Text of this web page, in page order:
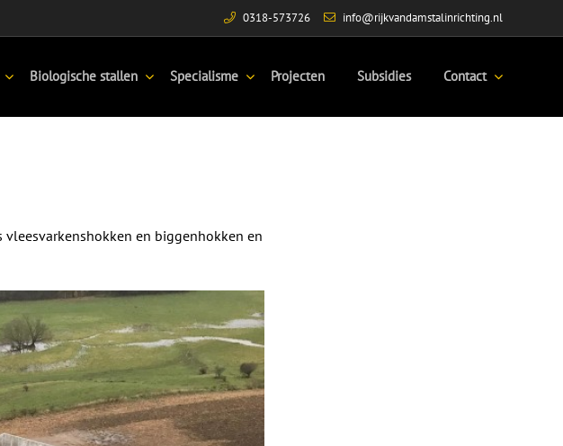
0318-573726 info@rijkvandamstalinrichting.nl
Biologische stallen Specialisme Projecten Subsidies Contact
en biggenhokken en